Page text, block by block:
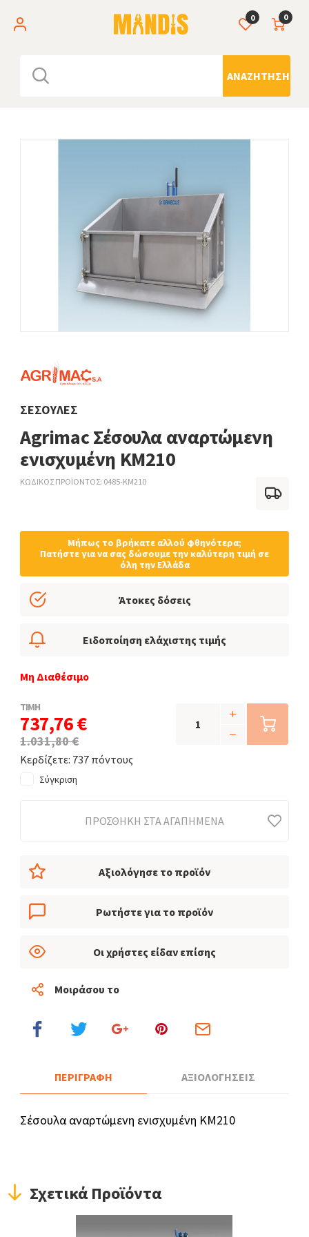
0
ΑΝΑΖΉΤΗΣΗ
0
Αξιολόγησε το προϊόν
Ρωτήστε για το προϊόν
Οι χρήστες είδαν επίσης
Μοιράσου το
ΣΈΣΟΥΛΕΣ
Agrimac Σέσουλα αναρτώμενη
ενισχυμένη KM210
ΚΩΔΙΚΟΣ ΠΡΟΪΟΝΤΟΣ 0485-KM210
ΤΙΜΗ
737,76 €
1.031,80 €
Κερδίζετε: 737 πόντους
Μήπως το βρήκατε αλλού φθηνότερα;
Πατήστε για να σας δώσουμε την καλύτερη τιμή σε
όλη την Ελλάδα
Άτοκες δόσεις
Ειδοποίηση ελάχιστης τιμής
Μη Διαθέσιμο
Σύγκριση
ΠΡΟΣΘΉΚΗ ΣΤΑ ΑΓΑΠΗΜΈΝΑ
ΠΕΡΙΓΡΑΦΗ ΑΞΙΟΛΟΓΗΣΕΙΣ
Σέσουλα αναρτώμενη ενισχυμένη KM210
Σχετικά Προϊόντα